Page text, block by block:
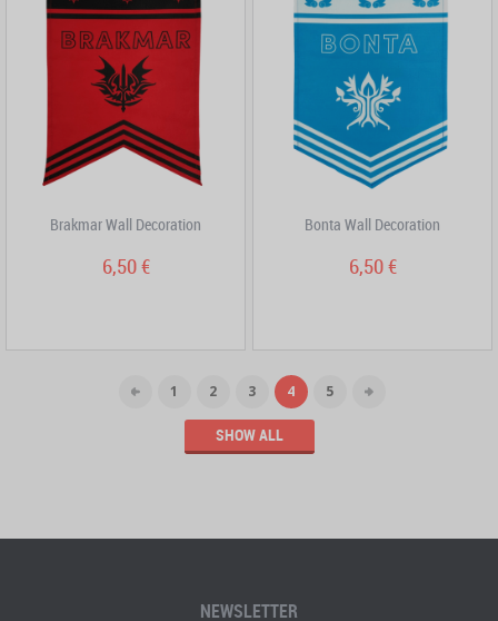
Brakmar Wall Decoration
6,50 €
Bonta Wall Decoration
6,50 €
1 2 3 4 5
SHOW ALL
NEWSLETTER